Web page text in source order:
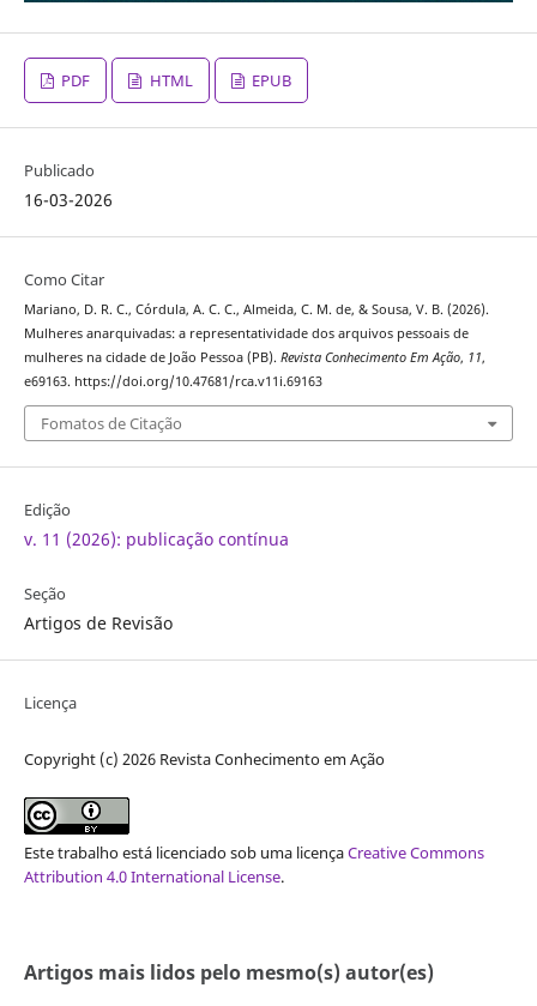
PDF HTML EPUB
Publicado
16-03-2026
Como Citar
Mariano, D. R. C., Córdula, A. C. C., Almeida, C. M. de, & Sousa, V. B. (2026).
Mulheres anarquivadas: a representatividade dos arquivos pessoais de
mulheres na cidade de João Pessoa (PB). Revista Conhecimento Em Ação, 11,
e69163. https://doi.org/10.47681/rca.v11i.69163
Fomatos de Citação
Edição
v. 11 (2026): publicação contínua
Seção
Artigos de Revisão
Licença
Copyright (c) 2026 Revista Conhecimento em Ação
Este trabalho está licenciado sob uma licençaCreative Commons
Attribution 4.0 International License.
Artigos mais lidos pelo mesmo(s) autor(es)